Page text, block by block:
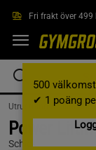
Fri frakt över 499
500
✔ 1 poäng
Utrustning & Tillbehör
Power
Schiek